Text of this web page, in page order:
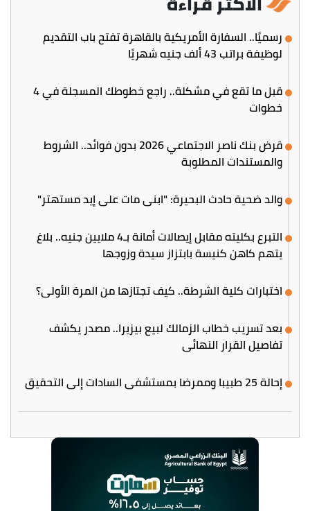
رسميًا.. السفارة الأمريكية بالقاهرة تفتح باب التقديم
لوظيفة براتب 43 ألف جنيه شهريًا
قبل ما تقع في مشكلة.. راجع خطوطك المسجلة في 4
خطوات
قرض بنك ناصر الاجتماعي 2026 بدون فوائد.. الشروط
والمستندات المطلوبة
والد ضحية حادث البحيرة: "ابني مات على إيد مستهتر"
التبرع بكليته مقابل إيصالات أمانة بـ4 ملايين جنيه.. بلاغ
يتهم كاهن كنيسة بابتزاز سيدة وزوجها
اختبارات كلية الشرطة.. كيف تجتازها من المرة الأولى؟
بعد تسريب خطاب الزمالك لبيع بيزيرا.. مصدر يكشف
تفاصيل القرار النهائي
إحالة 25 طبيبا وممرضا بمستشفى السادات إلى التحقيق